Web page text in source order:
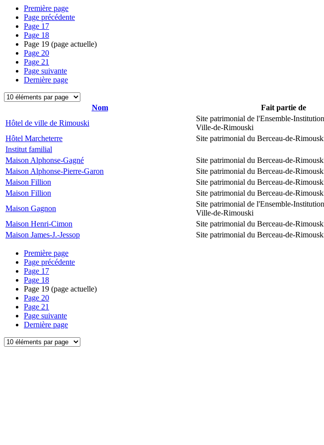
Première page
Page précédente
Page 17
Page 18
Page 19 (page actuelle)
Page 20
Page 21
Page suivante
Dernière page
Nom Fait partie de
Hôtel de ville de Rimouski
Site patrimonial de l'Ensemble-
Ville-de-Rimouski
Hôtel Marcheterre
Site patrimonial du Berceau-de-
Institut familial
Maison Alphonse-Gagné
Site patrimonial du Berceau-de-
Maison Alphonse-Pierre-Garon
Site patrimonial du Berceau-de-
Maison Fillion
Site patrimonial du Berceau-de-
Maison Fillion
Site patrimonial du Berceau-de-
Maison Gagnon
Site patrimonial de l'Ensemble-
Ville-de-Rimouski
Maison Henri-Cimon
Site patrimonial du Berceau-de-
Maison James-J.-Jessop
Site patrimonial du Berceau-de-
Première page
Page précédente
Page 17
Page 18
Page 19 (page actuelle)
Page 20
Page 21
Page suivante
Dernière page